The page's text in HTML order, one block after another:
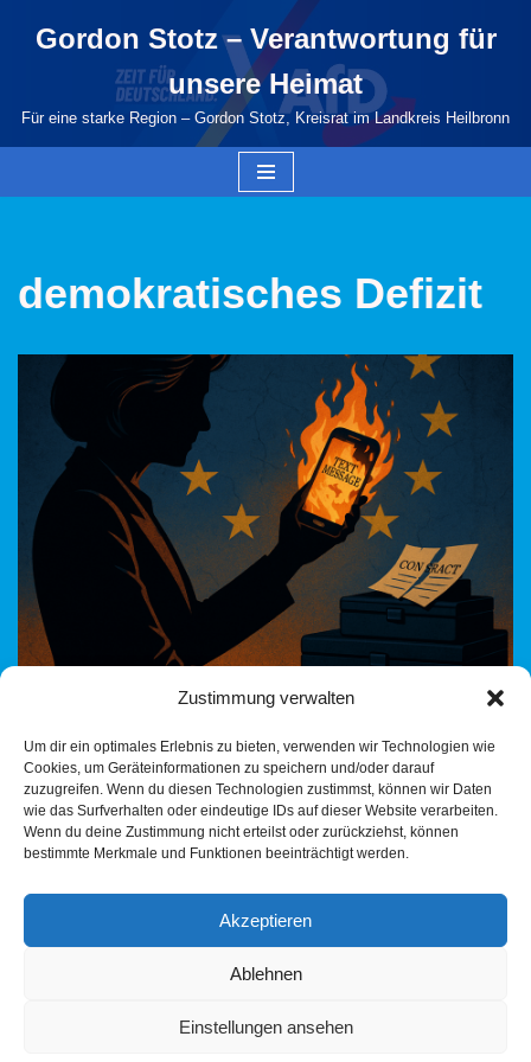
Zustimmung verwalten
Um dir ein optimales Erlebnis zu bieten, verwenden wir Technologien wie
Cookies, um Geräteinformationen zu speichern und/oder darauf
zuzugreifen. Wenn du diesen Technologien zustimmst, können wir Daten
wie das Surfverhalten oder eindeutige IDs auf dieser Website verarbeiten.
Wenn du deine Zustimmung nicht erteilst oder zurückziehst, können
bestimmte Merkmale und Funktionen beeinträchtigt werden.
Akzeptieren
Ablehnen
Einstellungen ansehen
springen
Gordon Stotz – Verantwortung für
unsere Heimat
Für eine starke Region – Gordon Stotz, Kreisrat im Landkreis Heilbronn
demokratisches Defizit
Jahrzehnten ihre Transparenzlosigkeit kultiviert Ursula von der
Leyen, einst Verteidigungsministerin mit schwindelerregendem
Berater-Sumpf, heute Präsidentin…Weiterlesen »